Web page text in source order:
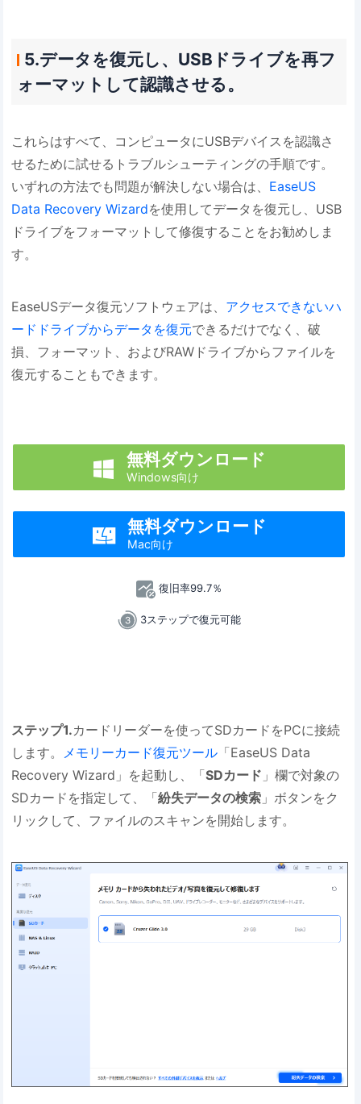
5.データを復元し、USBドライブを再フ
ォーマットして認識させる。
これらはすべて、コンピュータにUSBデバイスを認識さ
せるために試せるトラブルシューティングの手順です。
いずれの方法でも問題が解決しない場合は、 EaseUS
Data Recovery Wizardを使用してデータを復元し、USB
ドライブをフォーマットして修復することをお勧めしま
す。
EaseUSデータ復元ソフトウェアは、 アクセスできないハ
ードドライブからデータを復元できるだけでなく、破
損、フォーマット、およびRAWドライブからファイルを
復元することもできます。
 無料ダウンロード
Windows向け
 無料ダウンロード
Mac向け
復旧率99.7％
3ステップで復元可能
ステップ1.カードリーダーを使ってSDカードをPCに接続
します。 メモリーカード復元ツール 「EaseUS Data
Recovery Wizard」を起動し、「SDカード 」欄で対象の
SDカードを指定して、「紛失データの検索 」ボタンをク
リックして、ファイルのスキャンを開始します。